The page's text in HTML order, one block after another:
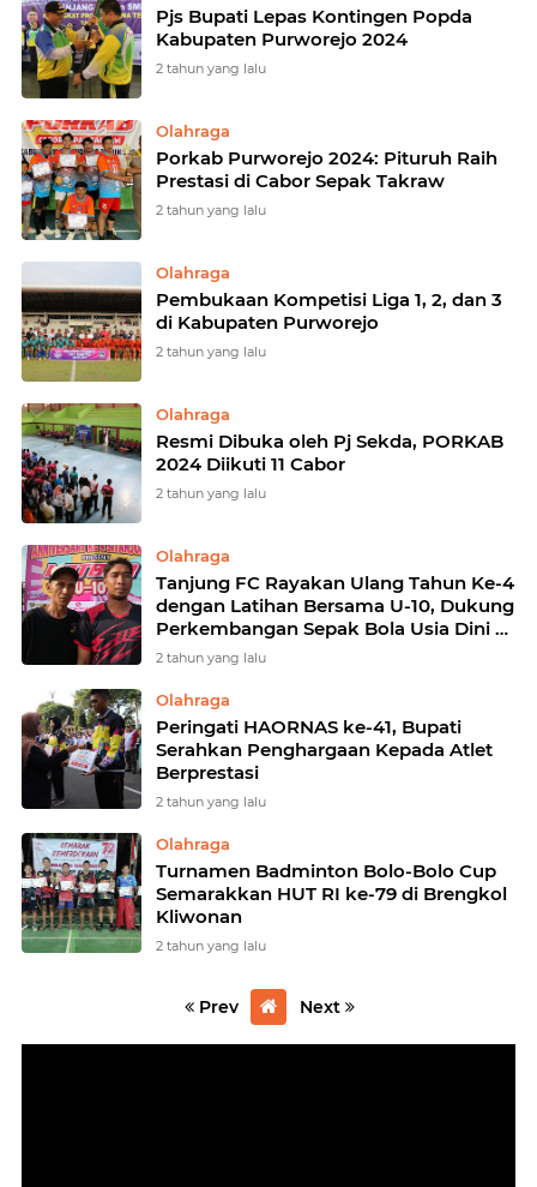
Pjs Bupati Lepas Kontingen Popda
Kabupaten Purworejo 2024
2 tahun yang lalu
Olahraga
Porkab Purworejo 2024: Pituruh Raih
Prestasi di Cabor Sepak Takraw
2 tahun yang lalu
Olahraga
Pembukaan Kompetisi Liga 1, 2, dan 3
di Kabupaten Purworejo
2 tahun yang lalu
Olahraga
Resmi Dibuka oleh Pj Sekda, PORKAB
2024 Diikuti 11 Cabor
2 tahun yang lalu
Olahraga
Tanjung FC Rayakan Ulang Tahun Ke-4
dengan Latihan Bersama U-10, Dukung
Perkembangan Sepak Bola Usia Dini di
Purworejo
2 tahun yang lalu
Olahraga
Peringati HAORNAS ke-41, Bupati
Serahkan Penghargaan Kepada Atlet
Berprestasi
2 tahun yang lalu
Olahraga
Turnamen Badminton Bolo-Bolo Cup
Semarakkan HUT RI ke-79 di Brengkol
Kliwonan
2 tahun yang lalu
Prev Next